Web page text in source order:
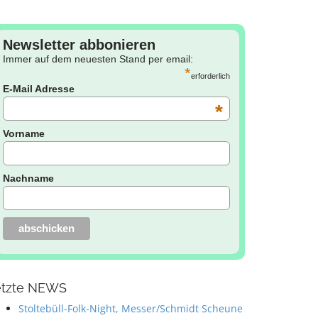
Newsletter abbonieren
Immer auf dem neuesten Stand per email:
*erforderlich
E-Mail Adresse
*
Vorname
Nachname
NEWS
Stoltebüll-Folk-Night, Messer/Schmidt Scheune